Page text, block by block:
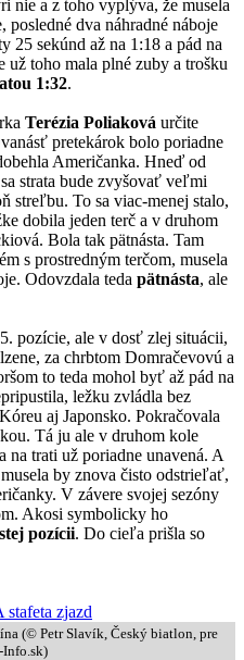
nie a z toho vyplýva, že musela
dva náhradné náboje
25 sekúnd až na 1:18 a pád na
toho mala plné zuby a trošku
1:32.
Terézia Poliaková určite
pretekárok bolo poriadne
Američanka. Hneď od
strata bude zvyšovať veľmi
streľbu. To sa viac-menej stalo,
dobila jeden terč a v druhom
Bola tak pätnásta. Tam
s prostredným terčom, musela
Odovzdala teda pätnásta, ale
pozície, ale v dosť zlej situácii,
za chrbtom Domračevovú a
to teda mohol byť až pád na
ležku zvládla bez
aj Japonsko. Pokračovala
Tá ju ale v druhom kole
na trati už poriadne unavená. A
by znova čisto odstrieľať,
V závere svojej sezóny
Akosi symbolicky ho
pozícii. Do cieľa prišla so
(© Petr Slavík, Český biatlon , pre